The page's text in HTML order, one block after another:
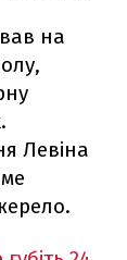
на
Левіна